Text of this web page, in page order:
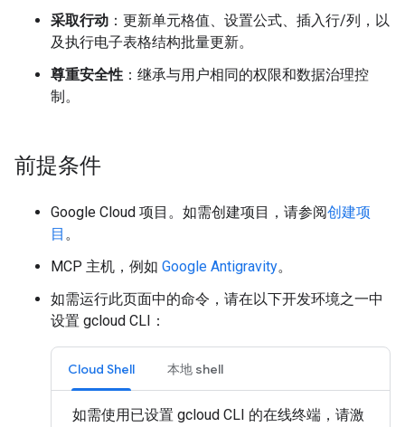
采取行动 ：更新单元格值、设置公式、插入行/列，以
及执行电子表格结构批量更新。
尊重安全性 ：继承与用户相同的权限和数据治理控
制。
前提条件
Google Cloud 项目。如需创建项目，请参阅创建项
目 。
MCP 主机，例如 Google Antigravity。
如需运行此页面中的命令，请在以下开发环境之一中
设置 gcloud CLI：
Cloud Shell 本地 shell
如需使用已设置 gcloud CLI 的在线终端，请激